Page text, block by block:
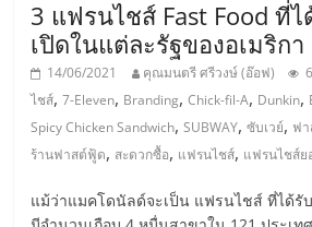
แฟ
รน
ไชส์
3 แฟรนไชส์ Fast Food ที่
เปิดในแต่ละรัฐของอเมริกา
14/06/2021 คุณมนตรี ศรีวงษ์ (อ๊อฟ)
ไชส์,7-Eleven, Branding,Chick-fil-A, Dunkin,
Spicy Chicken Sandwich,SUBWAY,ซับเวย์, ฟ
ร้านฟาสต์ฟู้ด, สะดวกซื้อ, แฟรนไชส์, แฟรนไชส์ย
แม้ว่าแมคโดนัลด์จะเป็น แฟรนไชส์ ที่ได้รั